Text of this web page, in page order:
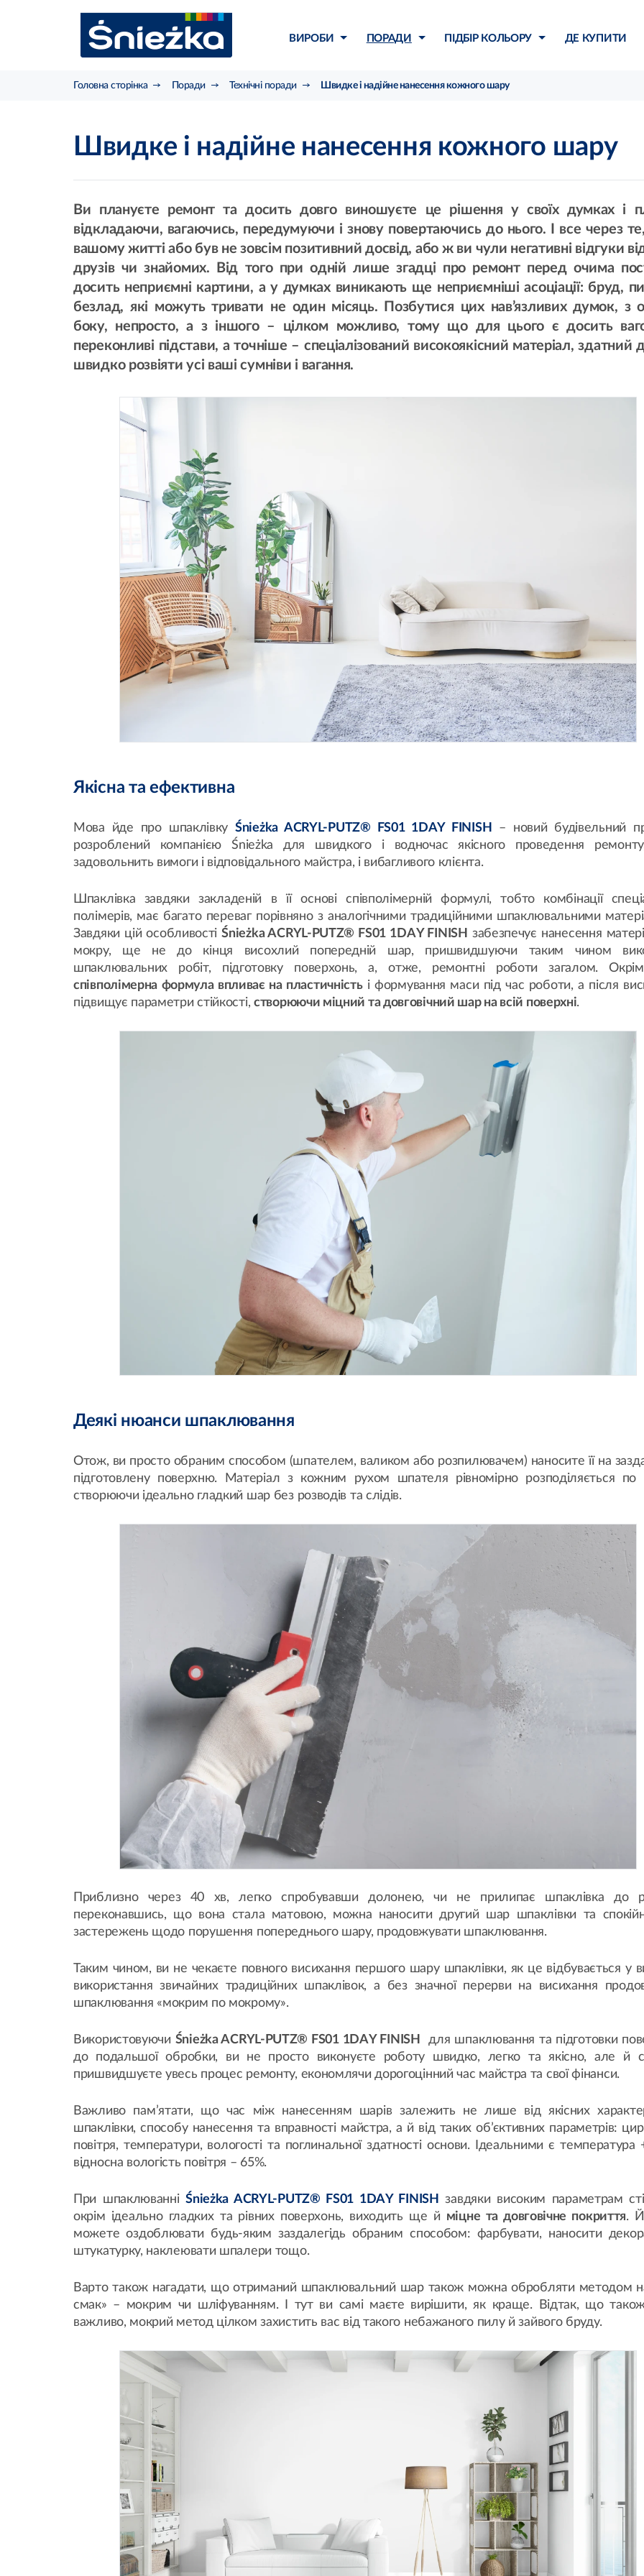
ВИРОБИ ПОРАДИ ПІДБІР КОЛЬОРУ ДЕ КУПИТИ
Головна сторінка Поради Технічні поради Швидке і надійне нанесення кожного шару
Швидке і надійне нанесення кожного шару
Ви плануєте ремонт та досить довго виношуєте це рішення у своїх думках і
відкладаючи, вагаючись, передумуючи і знову повертаючись до нього. І все через
вашому житті або був не зовсім позитивний досвід, або ж ви чули негативні відгуки
друзів чи знайомих. Від того при одній лише згадці про ремонт перед очима
досить неприємні картини, а у думках виникають ще неприємніші асоціації: бруд,
безлад, які можуть тривати не один місяць. Позбутися цих нав’язливих думок, з
боку, непросто, а з іншого – цілком можливо, тому що для цього є досить
переконливі підстави, а точніше – спеціалізований високоякісний матеріал, здатний
швидко розвіяти усі ваші сумніви і вагання.
Якісна та ефективна
Мова йде про шпаклівкуŚnieżka ACRYL-PUTZ® FS01 1DAY FINISH
– новий будівельний
розроблений компанією Śnieżka для швидкого і водночас якісного проведення
задовольнить вимоги і відповідального майстра, і вибагливого клієнта.
Шпаклівка завдяки закладеній в її основі співполімерній формулі, тобто комбінації
полімерів, має багато переваг порівняно з аналогічними традиційними шпаклювальними
Завдяки цій особливостіŚnieżka ACRYL-PUTZ® FS01 1DAY FINISH забезпечує нанесення
мокру, ще не до кінця висохлий попередній шар, пришвидшуючи таким чином
шпаклювальних робіт, підготовку поверхонь, а, отже, ремонтні роботи загалом.
співполімерна формула впливає на пластичністьі формування маси під час роботи, а після
підвищує параметри стійкості, створюючи міцний та довговічний шар на всій поверхні.
Деякі нюанси шпаклювання
Отож, ви просто обраним способом (шпателем, валиком або розпилювачем) наносите її на
підготовлену поверхню. Матеріал з кожним рухом шпателя рівномірно розподіляється по
створюючи ідеально гладкий шар без розводів та слідів.
Приблизно через 40 хв, легко спробувавши долонею, чи не прилипає шпаклівка до
переконавшись, що вона стала матовою, можна наносити другий шар шпаклівки та
застережень щодо порушення попереднього шару, продовжувати шпаклювання.
Таким чином, ви не чекаєте повного висихання першого шару шпаклівки, як це відбувається у
використання звичайних традиційних шпаклівок, а без значної перерви на висихання
шпаклювання «мокрим по мокрому».
Використовуючи Śnieżka ACRYL-PUTZ® FS01 1DAY FINISH
для шпаклювання та підготовки
до подальшої обробки, ви не просто виконуєте роботу швидко, легко та якісно, але й
пришвидшуєте увесь процес ремонту, економлячи дорогоцінний час майстра та свої фінанси.
Важливо пам’ятати, що час між нанесенням шарів залежить не лише від якісних
шпаклівки, способу нанесення та вправності майстра, а й від таких об’єктивних параметрів:
повітря, температури, вологості та поглинальної здатності основи. Ідеальними є температура
відносна вологість повітря – 65%.
При шпаклюванніŚnieżka ACRYL-PUTZ® FS01 1DAY FINISH
завдяки високим параметрам
окрім ідеально гладких та рівних поверхонь, виходить ще й міцне та довговічне покриття.
можете оздоблювати будь-яким заздалегідь обраним способом: фарбувати, наносити
штукатурку, наклеювати шпалери тощо.
Варто також нагадати, що отриманий шпаклювальний шар також можна обробляти методом
смак» – мокрим чи шліфуванням. І тут ви самі маєте вирішити, як краще. Відтак, що
важливо, мокрий метод цілком захистить вас від такого небажаного пилу й зайвого бруду.